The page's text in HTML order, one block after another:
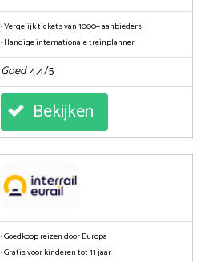
• Vergelijk tickets van 1000+ aanbieders
• Handige internationale treinplanner
Goed: 4,4/5
Bekijken
• Goedkoop reizen door Europa
• Gratis voor kinderen tot 11 jaar